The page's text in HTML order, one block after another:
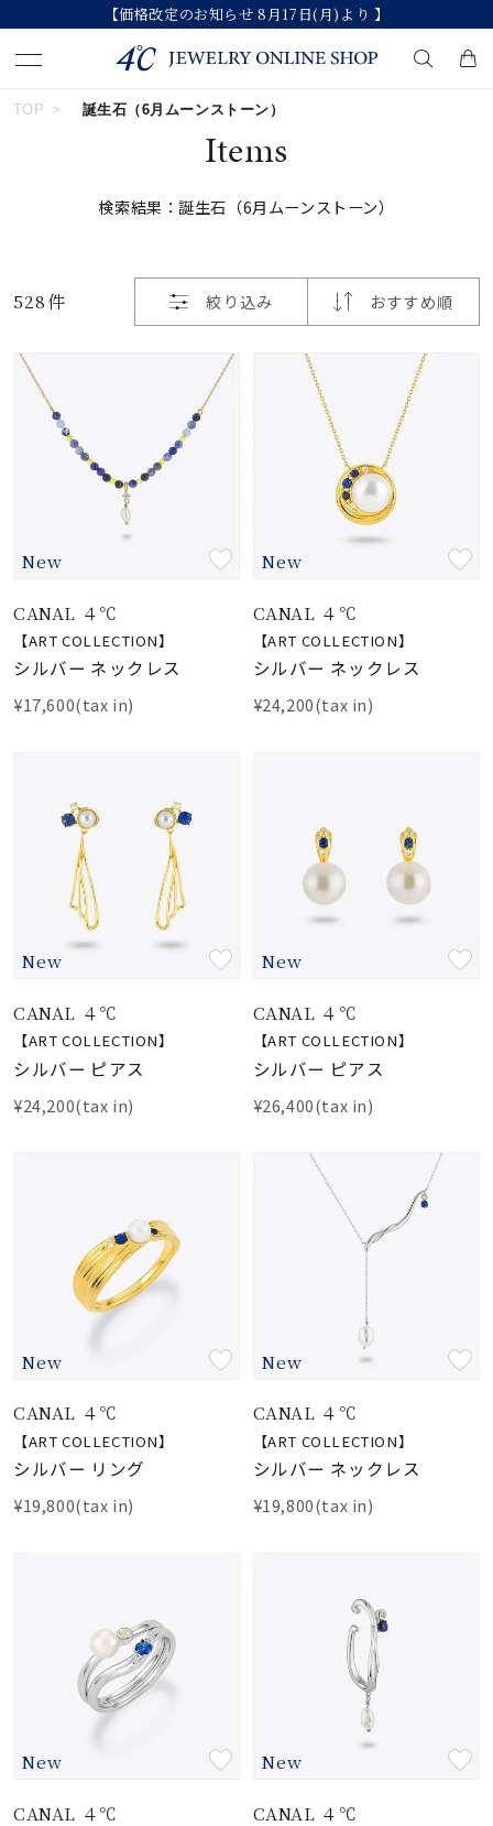
【価格改定のお知らせ 8月17日(月)より 】
人気検索キーワード
#刻印可 #メンズ ネックレス
ブランド
カテゴリー すべてのジュエリー
カラー
誕生石 6月の誕生石
石の色
ファッションテイス
コレクション
リングサイズ
在庫 在庫ありのみ すべて表示
TOP 誕生石（6月ムーンストーン）
Items
検索結果：誕生石（6月ムーンストーン）
528件 絞り込み おすすめ順
おすすめ順
新着順
New
CANAL ４℃
【ART COLLECTION】
シルバー ネックレス
¥17,600(tax in)
New
CANAL ４℃
【ART COLLECTION】
シルバー ネックレス
¥24,200(tax in)
New
CANAL ４℃
【ART COLLECTION】
シルバー ピアス
¥24,200(tax in)
New
CANAL ４℃
【ART COLLECTION】
シルバー ピアス
¥26,400(tax in)
New
CANAL ４℃
【ART COLLECTION】
シルバー リング
¥19,800(tax in)
New
CANAL ４℃
【ART COLLECTION】
シルバー ネックレス
¥19,800(tax in)
New
CANAL ４℃
New
CANAL ４℃